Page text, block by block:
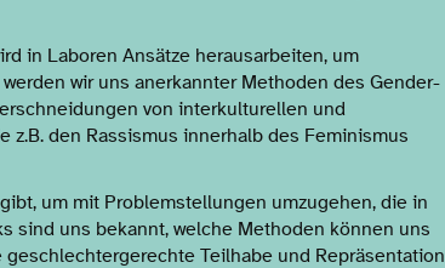
in Laboren Ansätze herausarbeiten, um
wir uns anerkannter Methoden des Gender-
von interkulturellen und
den Rassismus innerhalb des Feminismus
um mit Problemstellungen umzugehen, die in
sind uns bekannt, welche Methoden können uns
Teilhabe und Repräsentation